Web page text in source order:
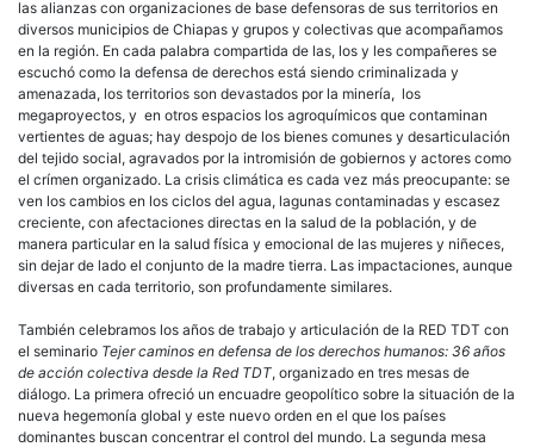
las alianzas con organizaciones de base defensoras de sus territorios en
diversos municipios de Chiapas y grupos y colectivas que acompañamos
en la región. En cada palabra compartida de las, los y les compañeres se
escuchó como la defensa de derechos está siendo criminalizada y
amenazada, los territorios son devastados por la minería, los
megaproyectos, y en otros espacios los agroquímicos que contaminan
vertientes de aguas; hay despojo de los bienes comunes y desarticulación
del tejido social, agravados por la intromisión de gobiernos y actores como
el crímen organizado. La crisis climática es cada vez más preocupante: se
ven los cambios en los ciclos del agua, lagunas contaminadas y escasez
creciente, con afectaciones directas en la salud de la población, y de
manera particular en la salud física y emocional de las mujeres y niñeces,
sin dejar de lado el conjunto de la madre tierra. Las impactaciones, aunque
diversas en cada territorio, son profundamente similares.
También celebramos los años de trabajo y articulación de la RED TDT con
el seminario Tejer caminos en defensa de los derechos humanos: 36 años
de acción colectiva desde la Red TDT, organizado en tres mesas de
diálogo. La primera ofreció un encuadre geopolítico sobre la situación de la
nueva hegemonía global y este nuevo orden en el que los países
dominantes buscan concentrar el control del mundo. La segunda mesa